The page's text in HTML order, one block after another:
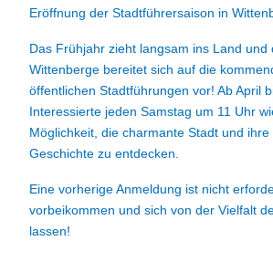
Eröffnung der Stadtführersaison in
Das Frühjahr zieht langsam ins Land und
Wittenberge bereitet sich auf die
öffentlichen Stadtführungen vor! Ab April
Interessierte jeden Samstag um 11 Uhr
Möglichkeit, die charmante Stadt und ihre
Geschichte zu entdecken.
Eine vorherige Anmeldung ist nicht
vorbeikommen und sich von der Vielfalt
lassen!